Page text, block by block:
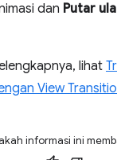
dan Putar
lihat
View
informasi ini